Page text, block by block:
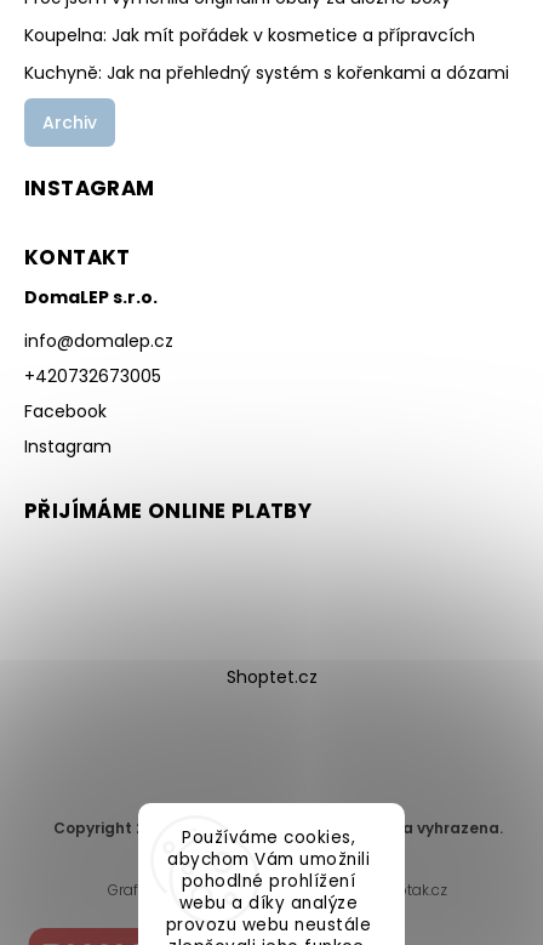
Používáme cookies,
abychom Vám umožnili
pohodlné prohlížení
webu a díky analýze
provozu webu neustále
Koupelna: Jak mít pořádek v kosmetice a přípravcích
Kuchyně: Jak na přehledný systém s kořenkami a dózami
Archiv
INSTAGRAM
KONTAKT
DomaLEP s.r.o.
info@domalep.cz
+420732673005
Facebook
Instagram
PŘIJÍMÁME ONLINE PLATBY
Shoptet.cz
Copyright 2026 DomaLEP s.r.o. . Všechna práva vyhrazena.
Upravit nastavení cookies
Grafický návrh vytvořil a nakódoval
Shoptak.cz